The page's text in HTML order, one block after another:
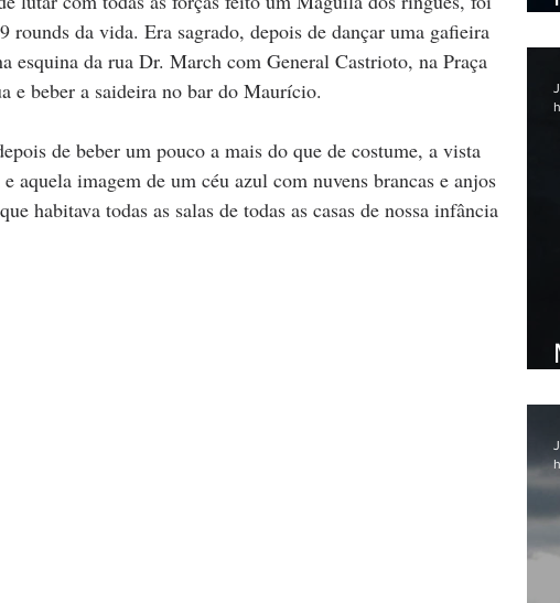
rounds da vida. Era sagrado, depois de dançar uma gafieira
esquina da rua Dr. March com General Castrioto, na Praça
e beber a saideira no bar do Maurício.
aquela imagem de um céu azul com nuvens brancas e anjos
habitava todas as salas de todas as casas de nossa infância